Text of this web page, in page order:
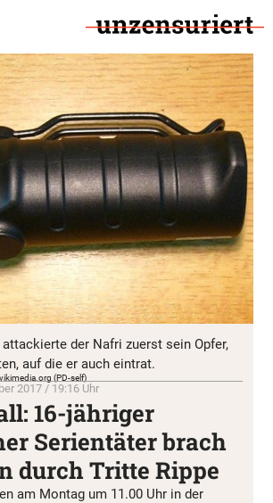
der Nafri zuerst sein Opfer,
auf die er auch eintrat.
(PD-self)
2017 / 19:16 Uhr
16-jähriger
Serientäter brach
durch Tritte Rippe
am Montag um 11.00 Uhr in der